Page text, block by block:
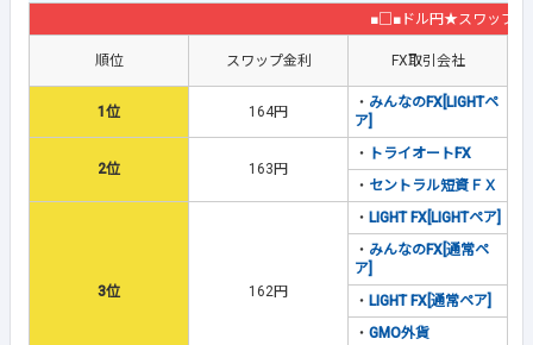
■□■ドル円★スワップ
順位 スワップ金利 FX取引会社
1位 164円
・ みんなのFX[LIGHTペ
ア]
2位 163円
・
トライオートFX
・ セントラル短資ＦＸ
3位 162円
・ LIGHT FX[LIGHTペア]
・ みんなのFX[通常ペ
ア]
・ LIGHT FX[通常ペア]
・ GMO外貨